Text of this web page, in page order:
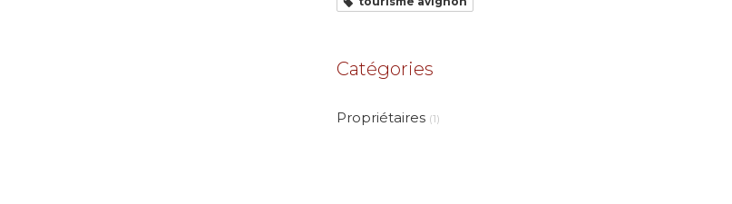
Catégories
Propriétaires (1)